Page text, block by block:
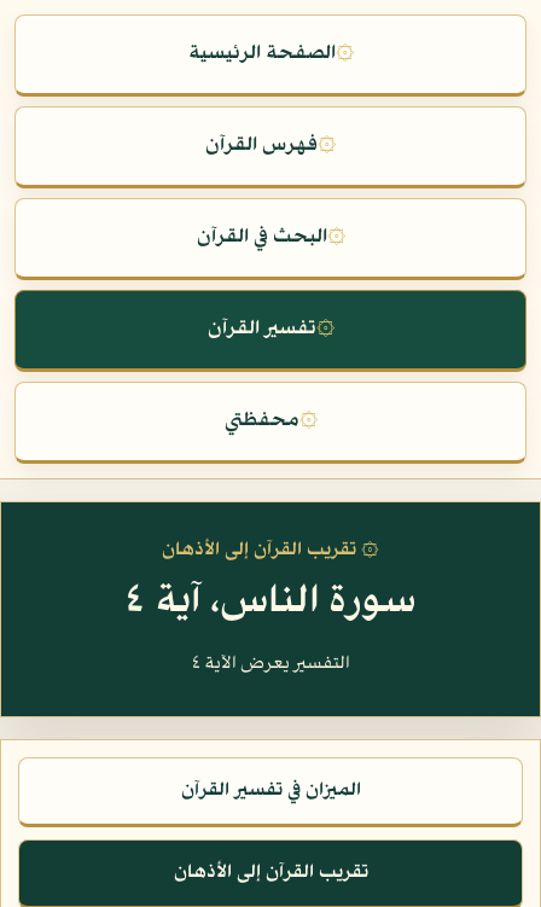
۞الصفحة الرئيسية
۞فهرس القرآن
۞البحث في القرآن
۞تفسير القرآن
۞محفظتي
۞ تقريب القرآن إلى الأذهان
سورة الناس، آية ٤
التفسير يعرض الآية ٤
الميزان في تفسير القرآن
تقريب القرآن إلى الأذهان